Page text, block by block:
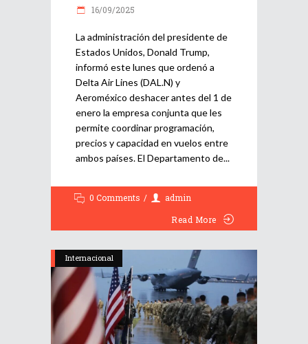
16/09/2025
La administración del presidente de
Estados Unidos, Donald Trump,
informó este lunes que ordenó a
Delta Air Lines (DAL.N) y
Aeroméxico deshacer antes del 1 de
enero la empresa conjunta que les
permite coordinar programación,
precios y capacidad en vuelos entre
ambos países. El Departamento de
0 Comments
admin
Read More
Internacional